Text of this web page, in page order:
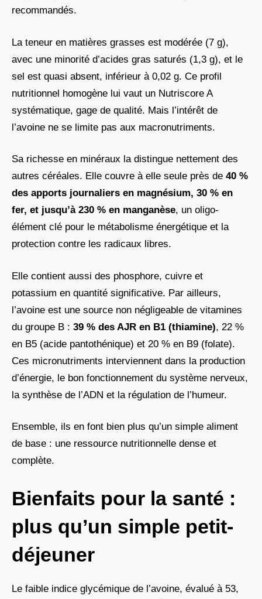
recommandés.
La teneur en matières grasses est modérée (7 g),
avec une minorité d’acides gras saturés (1,3 g), et le
sel est quasi absent, inférieur à 0,02 g. Ce profil
nutritionnel homogène lui vaut un Nutriscore A
systématique, gage de qualité. Mais l’intérêt de
l’avoine ne se limite pas aux macronutriments.
Sa richesse en minéraux la distingue nettement des
autres céréales. Elle couvre à elle seule près de 40 %
des apports journaliers en magnésium, 30 % en
fer, et jusqu’à 230 % en manganèse, un oligo-
élément clé pour le métabolisme énergétique et la
protection contre les radicaux libres.
Elle contient aussi des phosphore, cuivre et
potassium en quantité significative. Par ailleurs,
l’avoine est une source non négligeable de vitamines
du groupe B : 39 % des AJR en B1 (thiamine), 22 %
en B5 (acide pantothénique) et 20 % en B9 (folate).
Ces micronutriments interviennent dans la production
d’énergie, le bon fonctionnement du système nerveux,
la synthèse de l’ADN et la régulation de l’humeur.
Ensemble, ils en font bien plus qu’un simple aliment
de base : une ressource nutritionnelle dense et
complète.
Bienfaits pour la santé :
plus qu’un simple petit-
déjeuner
Le faible indice glycémique de l’avoine, évalué à 53,